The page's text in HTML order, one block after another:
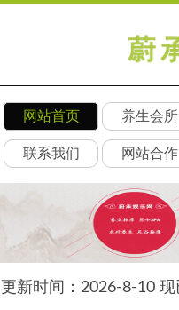
网站首页 养生会所
联系我们 网站合作
更新时间：2026-8-10